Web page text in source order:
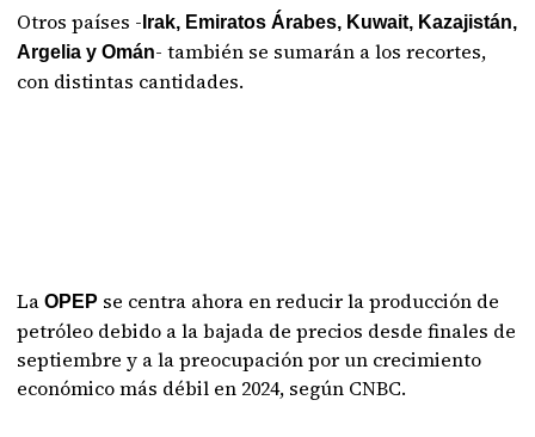
Otros países - Irak, Emiratos Árabes, Kuwait, Kazajistán,
Argelia y Omán- también se sumarán a los recortes,
con distintas cantidades.
LaOPEP se centra ahora en reducir la producción de
petróleo debido a la bajada de precios desde finales de
septiembre y a la preocupación por un crecimiento
económico más débil en 2024, según CNBC.